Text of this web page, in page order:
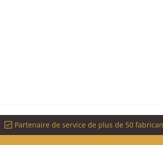
Partenaire de service de plus de 50